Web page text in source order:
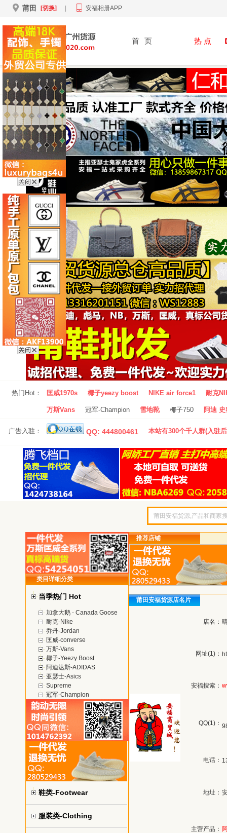
莆田 [切换] 安福相册APP
首 页 热 点
热门Hot： 匡威1970s 椰子yeezy boost NIKE air force1 耐克
万斯Vans 冠军-Champion 雪地靴 椰子750 阿迪
广告入驻： QQ: 444800461 本站有300个千人群(入驻
类目详细分类
当季热门 Hot
加拿大鹅 - Canada Goose
耐克-Nike
乔丹-Jordan
匡威-converse
万斯-Vans
椰子-Yeezy Boost
阿迪达斯-ADIDAS
亚瑟士-Asics
Supreme
冠军-Champion
鞋类-Footwear
服装类-Clothing
推荐店铺
莆田安福货源店名片
店名：
网址(1)：
安福搜索：
QQ(1)：
电话：
地址：
主营产品：